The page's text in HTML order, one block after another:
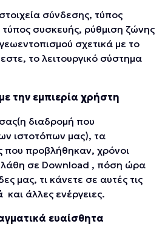
σύνδεσης, τύπος
συσκευής, ρύθμιση ζώνης
σχετικά με το
το λειτουργικό σύστημα
την εμπιερία χρήστη
διαδρομή που
ιστοτόπων μας), τα
που προβλήθηκαν, χρόνοι
λάθη σε Download , πόση ώρα
μας, τι κάνετε σε αυτές τις
άλλες ενέργειες.
ευαίσθητα